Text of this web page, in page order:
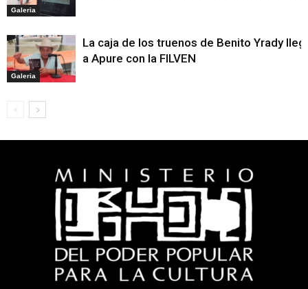
Galeria
Galeria
La caja de los truenos de Benito Yrady
a Apure con la FILVEN